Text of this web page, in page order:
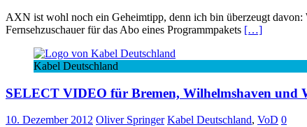
AXN ist wohl noch ein Geheimtipp, denn ich bin überzeugt
Fernsehzuschauer für das Abo eines Programmpakets […]
Kabel Deutschland
SELECT VIDEO für Bremen, Wilhelmshaven und
10. Dezember 2012 Oliver Springer Kabel Deutschland, VoD 0